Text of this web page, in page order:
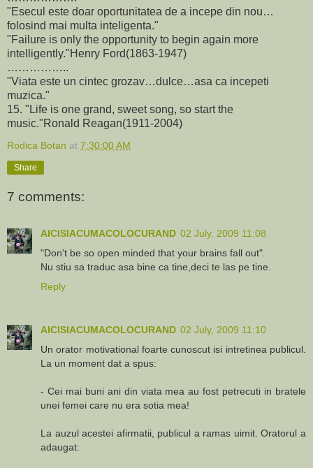
"Esecul este doar oportunitatea de a incepe din nou…
folosind mai multa inteligenta."
"Failure is only the opportunity to begin again more
intelligently."Henry Ford(1863-1947)
……………..
"Viata este un cintec grozav…dulce…asa ca incepeti
muzica."
15. "Life is one grand, sweet song, so start the
music."Ronald Reagan(1911-2004)
Rodica Botan at 7:30:00 AM
Share
7 comments:
AICISIACUMACOLOCURAND 02 July, 2009 11:08
"Don't be so open minded that your brains fall out".
Nu stiu sa traduc asa bine ca tine,deci te las pe tine.
Reply
AICISIACUMACOLOCURAND 02 July, 2009 11:10
Un orator motivational foarte cunoscut isi intretinea publicul.
La un moment dat a spus:
- Cei mai buni ani din viata mea au fost petrecuti in bratele
unei femei care nu era sotia mea!
La auzul acestei afirmatii, publicul a ramas uimit. Oratorul a
adaugat: